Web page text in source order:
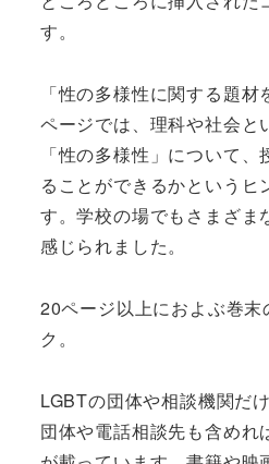
す。
「性の多様性に関する題
ページでは、理科や社会と
「性の多様性」について
ることができるかというヒ
す。学校の場でもさまざま
感じられました。
20ページ以上におよぶ巻末
ク。
LGBTの団体や相談機関だ
団体や電話相談先も含めれ